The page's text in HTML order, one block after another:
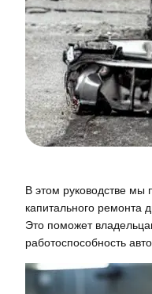
В этом руководстве мы
капитального ремонта
Это поможет
работоспособность